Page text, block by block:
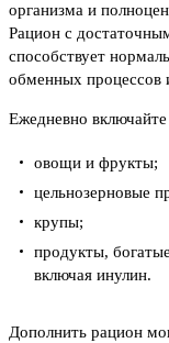
организма и
Рацион с
способствует
обменных процессов
Ежедневно
овощи и фрукты;
цельнозерновые
крупы;
продукты,
включая инулин.
Дополнить рацион